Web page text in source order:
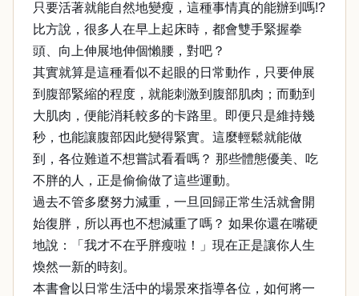
只要活著就能自然地變瘦，這種事情真的能辦到嗎!?
比方說，很多人在早上起床時，都會雙手緊握拳
頭、向上伸展地伸個懶腰，對吧？
其實就算是這種看似不起眼的日常動作，只要伸展
到腹部緊縮的程度，就能刺激到腹部肌肉；而動到
大肌肉，便能消耗較多的卡路里。即便只是維持幾
秒，也能讓腹部因此變得緊實。這麼輕鬆就能做
到，各位難道不想嘗試看看嗎？ 那些體態優美、吃
不胖的人，正是偷偷做了這些運動。
過去不管多麼努力減重，一旦回歸正常生活就會開
始復胖，所以再也不想減重了嗎？ 如果你還在嘴硬
地說：「我才不在乎胖瘦啦！」現在正是讓你人生
煥然一新的時刻。
本書會以日常生活中的場景來指導各位，如何將一